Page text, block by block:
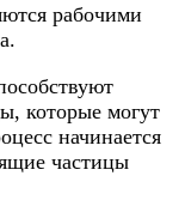
рабочими
которые могут
начинается
частицы